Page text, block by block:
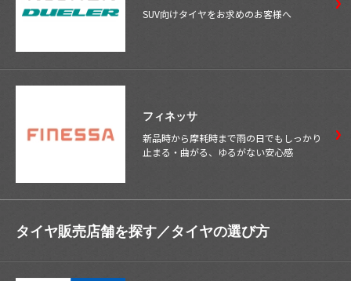
SUV向けタイヤをお求めのお客様へ
フィネッサ
新品時から摩耗時まで雨の日でもしっかり
止まる・曲がる、ゆるがない安心感
タイヤ販売店舗を探す／ タイヤの選び方